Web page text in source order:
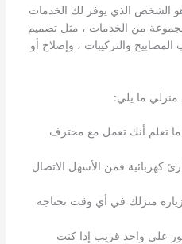
الشخص الذي يوفر لك الخدمات
مجموعة من الخدمات ، مثل تصميم
والتركيبات ، وإصلاح أو
ما يلي:
تعلم أنك تعمل مع محترف
كهربائية فمن الأسهل الاتصال
منزلك في أي وقت تحتاجه
على واحد قريب إذا كنت